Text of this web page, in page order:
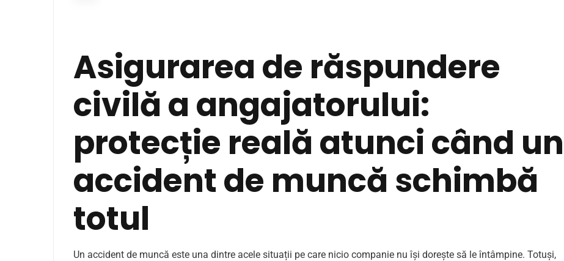
Asigurarea de răspundere
civilă a angajatorului:
protecție reală atunci când un
accident de muncă schimbă
totul
Un accident de muncă este una dintre acele situații pe care nicio companie nu își dorește să le întâmpine. Totuși,